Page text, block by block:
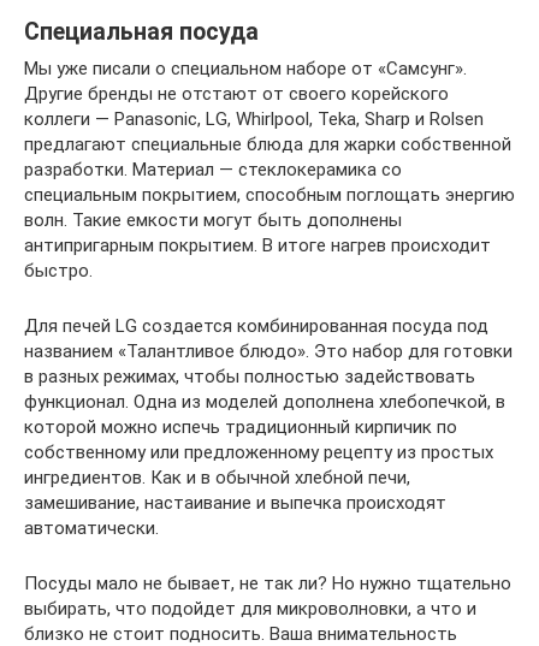
Специальная посуда
Мы уже писали о специальном наборе от «Самсунг».
Другие бренды не отстают от своего корейского
коллеги — Panasonic, LG, Whirlpool, Teka, Sharp и Rolsen
предлагают специальные блюда для жарки собственной
разработки. Материал — стеклокерамика со
специальным покрытием, способным поглощать энергию
волн. Такие емкости могут быть дополнены
антипригарным покрытием. В итоге нагрев происходит
быстро.
Для печей LG создается комбинированная посуда под
названием «Талантливое блюдо». Это набор для готовки
в разных режимах, чтобы полностью задействовать
функционал. Одна из моделей дополнена хлебопечкой, в
которой можно испечь традиционный кирпичик по
собственному или предложенному рецепту из простых
ингредиентов. Как и в обычной хлебной печи,
замешивание, настаивание и выпечка происходят
автоматически.
Посуды мало не бывает, не так ли? Но нужно тщательно
выбирать, что подойдет для микроволновки, а что и
близко не стоит подносить. Ваша внимательность